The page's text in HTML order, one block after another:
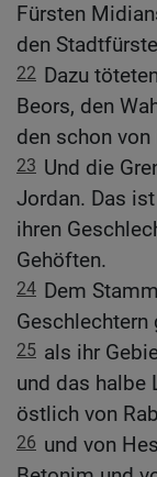
Fürsten
den
22 Dazu
Beors, den
den schon von
23 Und die
Jordan. Das
ihren
Gehöften.
24 Dem
25 als ihr
und das halbe
östlich von
26 und von